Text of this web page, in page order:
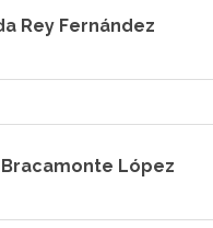
Rey Fernández
López